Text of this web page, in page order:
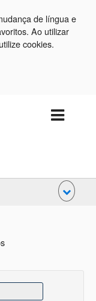
de língua e
Ao utilizar
cookies.